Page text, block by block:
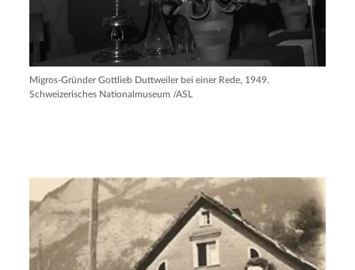
Migros-Gründer Gottlieb Duttweiler bei einer Rede, 1949.
Schweizerisches Nationalmuseum /ASL